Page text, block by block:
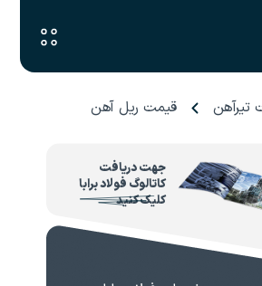
تیرآهن قیمت ریل آهن
جهت دریافت
کاتالوگ فولاد برابا
کلیک کنید